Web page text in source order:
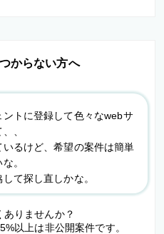
からない方へ
ントに登録して色々なwebサ
、
いるけど、希望の案件は簡単
。
て探し直しかな。
りませんか？
以上は非公開案件です。